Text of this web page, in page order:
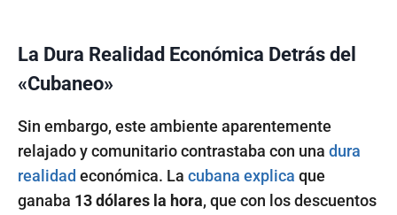
La Dura Realidad Económica Detrás del
«Cubaneo»
Sin embargo, este ambiente aparentemente
relajado y comunitario contrastaba con una dura
realidad económica. La cubana explica que
ganaba 13 dólares la hora, que con los descuentos